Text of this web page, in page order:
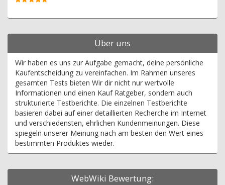
Über uns
Wir haben es uns zur Aufgabe gemacht, deine persönliche
Kaufentscheidung zu vereinfachen. Im Rahmen unseres
gesamten Tests bieten Wir dir nicht nur wertvolle
Informationen und einen Kauf Ratgeber, sondern auch
strukturierte Testberichte. Die einzelnen Testberichte
basieren dabei auf einer detaillierten Recherche im Internet
und verschiedensten, ehrlichen Kundenmeinungen. Diese
spiegeln unserer Meinung nach am besten den Wert eines
bestimmten Produktes wieder.
WebWiki Bewertung: